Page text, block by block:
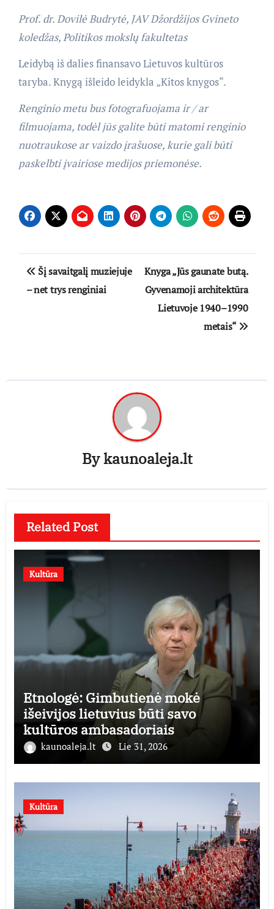
Prof. dr. Dovilė Budrytė, JAV Džordžijos Gvineto
koledžas, Politikos mokslų fakultetas
Leidybą iš dalies finansavo Lietuvos kultūros
taryba. Knygą išleido leidykla „Kitos knygos“.
Renginio metu bus fotografuojama ir / ar
filmuojama, todėl jūs galite būti matomi renginio
nuotraukose ar vaizdo įrašuose, kurie gali būti
paskelbti įvairiose medijos priemonėse.
Navigacija
tarp
Šį savaitgalį muziejuje
– net trys renginiai
Knyga „Jūs gaunate butą.
Gyvenamoji architektūra
Lietuvoje 1940–1990
metais“
Bykaunoaleja.lt
Related Post
Kultūra
Etnologė: Gimbutienė mokė
išeivijos lietuvius būti savo
kultūros ambasadoriais
kaunoaleja.lt Lie 31, 2026
Kultūra